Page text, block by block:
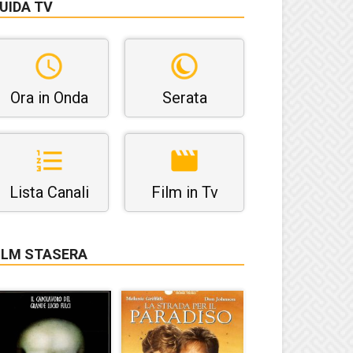
TV
Ora in Onda Serata
Lista Canali Film in Tv
STASERA